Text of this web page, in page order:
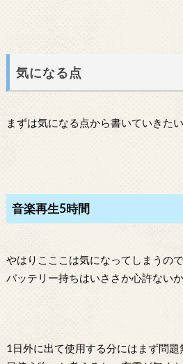
気になる点
まずは気になる点から書いていきたい
音楽再生5時間
やはりこここは気になってしまうの
バッテリー持ちはいささか心許ないか
1日外に出て使用する分にはまず問